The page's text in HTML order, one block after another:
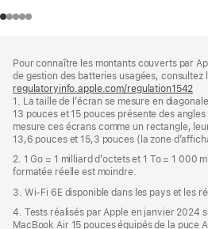
de
page
de
bas
de
page
Pour connaître les montants couverts par
de gestion des batteries usagées, consultez
regulatoryinfo.apple.com/regulation1542
dans
1. La taille de l’écran se mesure en
13 pouces et 15 pouces présente des angles
mesure ces écrans comme un rectangle,
13,6 pouces et 15,3 pouces (la zone
2. 1 Go = 1 milliard d’octets et 1 To = 1 000
formatée réelle est moindre.
3. Wi-Fi 6E disponible dans les pays et les
4. Tests réalisés par Apple en janvier 2024
MacBook Air 15 pouces équipés de la